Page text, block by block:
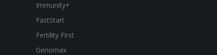
Immunity+
FastStart
Fertility First
Genomax